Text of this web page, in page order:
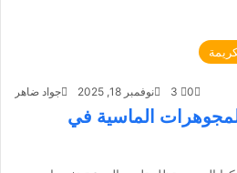
جواد ضاهر نوفمبر 18, 2025 0
الماسية في